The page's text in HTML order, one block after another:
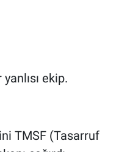
ekip.
TMSF (Tasarruf